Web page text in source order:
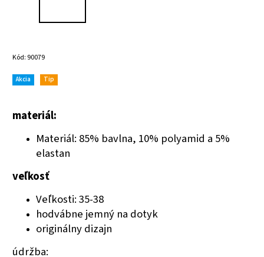
Kód: 90079
Akcia Tip
materiál:
Materiál: 85% bavlna, 10% polyamid a 5%
elastan
veľkosť
Veľkosti: 35-38
hodvábne jemný na dotyk
originálny dizajn
údržba: